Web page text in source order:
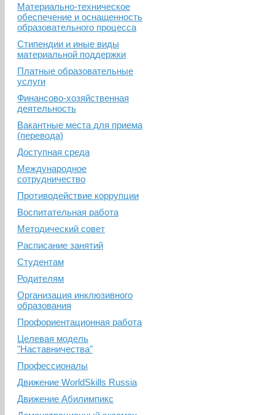
Материально-техническое
обеспечение и оснащенность
образовательного процесса
Стипендии и иные виды
материальной поддержки
Платные образовательные
услуги
Финансово-хозяйственная
деятельность
Вакантные места для приема
(перевода)
Доступная среда
Международное
сотрудничество
Противодействие коррупции
Воспитательная работа
Методический совет
Расписание занятий
Студентам
Родителям
Организация инклюзивного
образования
Профориентационная работа
Целевая модель
"Наставничества"
Профессионалы
Движение WorldSkills Russia
Движение Абилимпикс